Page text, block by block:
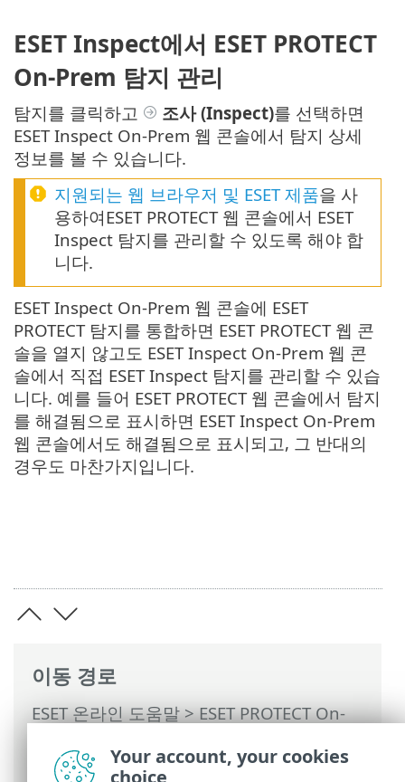
이동 경로
ESET 온라인 도움말>ESET PROTECT On-
ESET PROTECT On-Prem 기본 메뉴>탐지
ESET Inspect에서 ESET PROTECT
On-Prem 탐지 관리
탐지를 클릭하고 조사 (Inspect)를 선택하면
ESET Inspect On-Prem 웹 콘솔에서 탐지 상세
정보를 볼 수 있습니다.
지원되는 웹 브라우저 및 ESET 제품을 사
용하여ESET PROTECT 웹 콘솔에서 ESET
Inspect 탐지를 관리할 수 있도록 해야 합
니다.
ESET Inspect On-Prem 웹 콘솔에 ESET
PROTECT 탐지를 통합하면 ESET PROTECT 웹 콘
솔을 열지 않고도 ESET Inspect On-Prem 웹 콘
솔에서 직접 ESET Inspect 탐지를 관리할 수 있습
니다. 예를 들어 ESET PROTECT 웹 콘솔에서 탐지
를 해결됨으로 표시하면 ESET Inspect On-Prem
웹 콘솔에서도 해결됨으로 표시되고, 그 반대의
경우도 마찬가지입니다.
Your account, your cookies
choice